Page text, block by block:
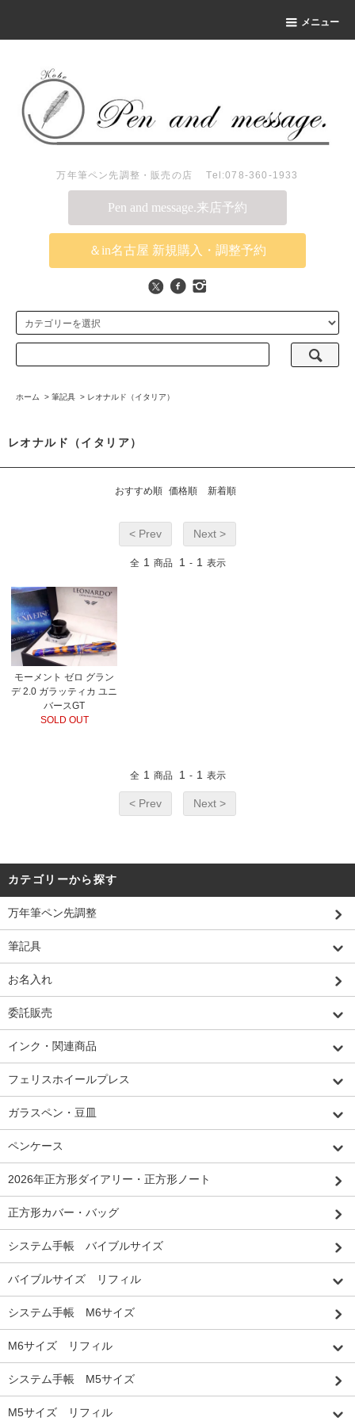
メニュー
万年筆ペン先調整・販売の店 Tel:078-360-1933
Pen and message.来店予約
＆in名古屋 新規購入・調整予約
ホーム > 筆記具 > レオナルド（イタリア）
レオナルド（イタリア）
おすすめ順 価格順 新着順
< Prev Next >
全 1 商品 1 - 1 表示
モーメント ゼロ グラン
デ 2.0 ガラッティカ ユニ
バースGT
SOLD OUT
全 1 商品 1 - 1 表示
< Prev Next >
カテゴリーから探す
万年筆ペン先調整
筆記具
お名入れ
委託販売
インク・関連商品
フェリスホイールプレス
ガラスペン・豆皿
ペンケース
2026年正方形ダイアリー・正方形ノート
正方形カバー・バッグ
システム手帳 バイブルサイズ
バイブルサイズ リフィル
システム手帳 M6サイズ
M6サイズ リフィル
システム手帳 M5サイズ
M5サイズ リフィル